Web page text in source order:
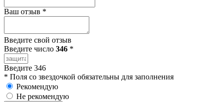
Ваш отзыв *
Введите свой отзыв
Введите число 346 *
Введите 346
* Поля со звездочкой обязательны для заполнения
Рекомендую
Не рекомендую